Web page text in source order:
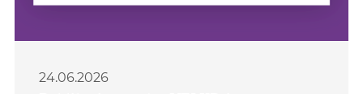
24.06.2026